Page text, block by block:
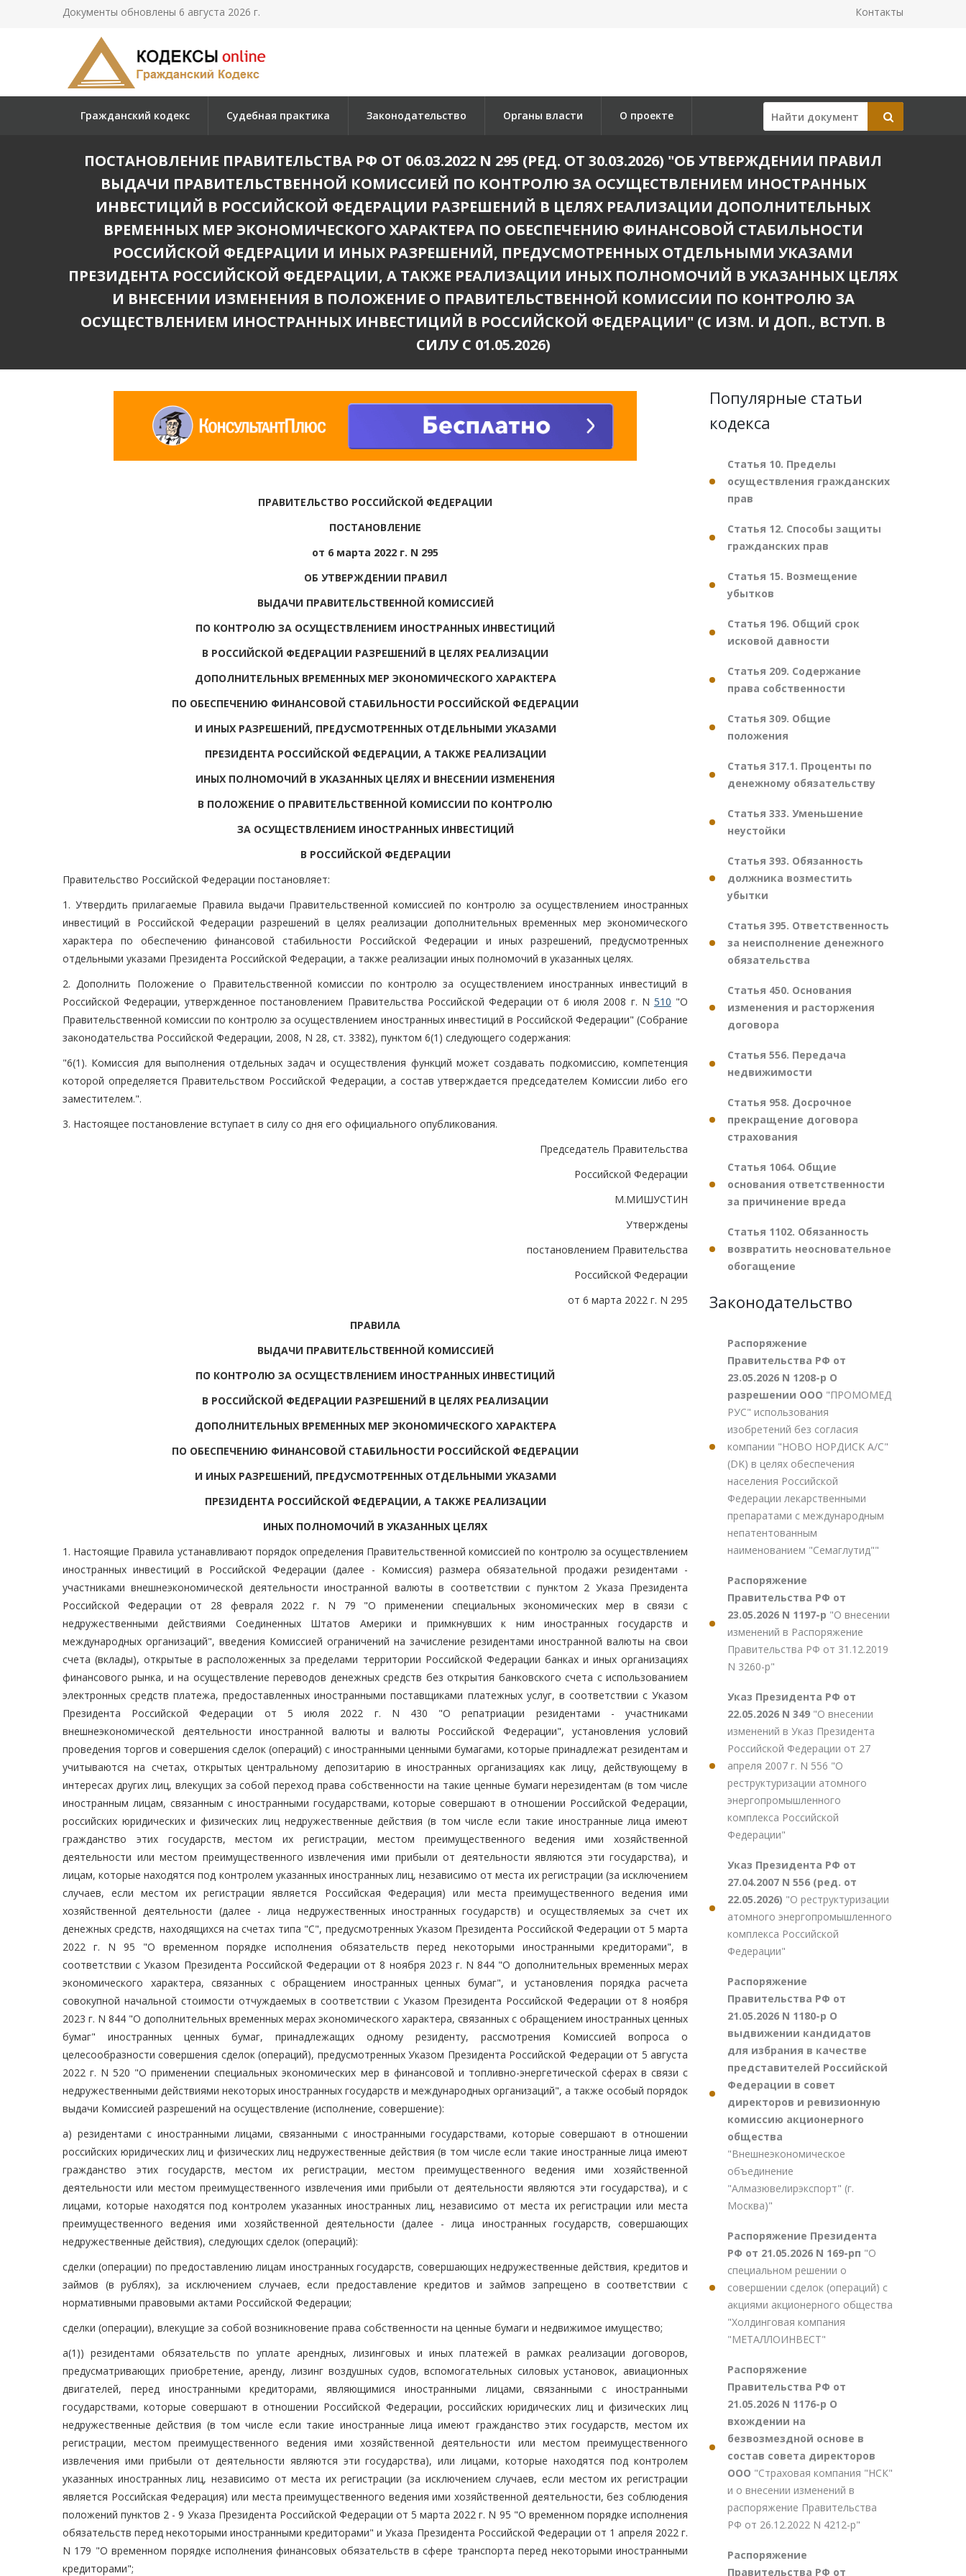
Документы обновлены 6 августа 2026 г. Контакты
Гражданский кодекс Судебная практика Законодательство Органы власти О проекте
ПОСТАНОВЛЕНИЕ ПРАВИТЕЛЬСТВА РФ ОТ 06.03.2022 N 295 (РЕД. ОТ 30.03.2026) "ОБ УТВЕРЖДЕНИИ ПРАВИЛ
ВЫДАЧИ ПРАВИТЕЛЬСТВЕННОЙ КОМИССИЕЙ ПО КОНТРОЛЮ ЗА ОСУЩЕСТВЛЕНИЕМ ИНОСТРАННЫХ
ИНВЕСТИЦИЙ В РОССИЙСКОЙ ФЕДЕРАЦИИ РАЗРЕШЕНИЙ В ЦЕЛЯХ РЕАЛИЗАЦИИ ДОПОЛНИТЕЛЬНЫХ
ВРЕМЕННЫХ МЕР ЭКОНОМИЧЕСКОГО ХАРАКТЕРА ПО ОБЕСПЕЧЕНИЮ ФИНАНСОВОЙ СТАБИЛЬНОСТИ
РОССИЙСКОЙ ФЕДЕРАЦИИ И ИНЫХ РАЗРЕШЕНИЙ, ПРЕДУСМОТРЕННЫХ ОТДЕЛЬНЫМИ УКАЗАМИ
ПРЕЗИДЕНТА РОССИЙСКОЙ ФЕДЕРАЦИИ, А ТАКЖЕ РЕАЛИЗАЦИИ ИНЫХ ПОЛНОМОЧИЙ В УКАЗАННЫХ ЦЕЛЯХ
И ВНЕСЕНИИ ИЗМЕНЕНИЯ В ПОЛОЖЕНИЕ О ПРАВИТЕЛЬСТВЕННОЙ КОМИССИИ ПО КОНТРОЛЮ ЗА
ОСУЩЕСТВЛЕНИЕМ ИНОСТРАННЫХ ИНВЕСТИЦИЙ В РОССИЙСКОЙ ФЕДЕРАЦИИ" (С ИЗМ. И ДОП., ВСТУП. В
СИЛУ С 01.05.2026)
ПРАВИТЕЛЬСТВО РОССИЙСКОЙ ФЕДЕРАЦИИ
ПОСТАНОВЛЕНИЕ
от 6 марта 2022 г. N 295
ОБ УТВЕРЖДЕНИИ ПРАВИЛ
ВЫДАЧИ ПРАВИТЕЛЬСТВЕННОЙ КОМИССИЕЙ
ПО КОНТРОЛЮ ЗА ОСУЩЕСТВЛЕНИЕМ ИНОСТРАННЫХ ИНВЕСТИЦИЙ
В РОССИЙСКОЙ ФЕДЕРАЦИИ РАЗРЕШЕНИЙ В ЦЕЛЯХ РЕАЛИЗАЦИИ
ДОПОЛНИТЕЛЬНЫХ ВРЕМЕННЫХ МЕР ЭКОНОМИЧЕСКОГО ХАРАКТЕРА
ПО ОБЕСПЕЧЕНИЮ ФИНАНСОВОЙ СТАБИЛЬНОСТИ РОССИЙСКОЙ ФЕДЕРАЦИИ
И ИНЫХ РАЗРЕШЕНИЙ, ПРЕДУСМОТРЕННЫХ ОТДЕЛЬНЫМИ УКАЗАМИ
ПРЕЗИДЕНТА РОССИЙСКОЙ ФЕДЕРАЦИИ, А ТАКЖЕ РЕАЛИЗАЦИИ
ИНЫХ ПОЛНОМОЧИЙ В УКАЗАННЫХ ЦЕЛЯХ И ВНЕСЕНИИ ИЗМЕНЕНИЯ
В ПОЛОЖЕНИЕ О ПРАВИТЕЛЬСТВЕННОЙ КОМИССИИ ПО КОНТРОЛЮ
ЗА ОСУЩЕСТВЛЕНИЕМ ИНОСТРАННЫХ ИНВЕСТИЦИЙ
В РОССИЙСКОЙ ФЕДЕРАЦИИ
Правительство Российской Федерации постановляет:
1. Утвердить прилагаемые Правила выдачи Правительственной комиссией по контролю за осуществлением иностранных
инвестиций в Российской Федерации разрешений в целях реализации дополнительных временных мер экономического
характера по обеспечению финансовой стабильности Российской Федерации и иных разрешений, предусмотренных
отдельными указами Президента Российской Федерации, а также реализации иных полномочий в указанных целях.
2. Дополнить Положение о Правительственной комиссии по контролю за осуществлением иностранных инвестиций в
Российской Федерации, утвержденное постановлением Правительства Российской Федерации от 6 июля 2008 г. N 510 "О
Правительственной комиссии по контролю за осуществлением иностранных инвестиций в Российской Федерации" (Собрание
законодательства Российской Федерации, 2008, N 28, ст. 3382), пунктом 6(1) следующего содержания:
"6(1). Комиссия для выполнения отдельных задач и осуществления функций может создавать подкомиссию, компетенция
которой определяется Правительством Российской Федерации, а состав утверждается председателем Комиссии либо его
заместителем.".
3. Настоящее постановление вступает в силу со дня его официального опубликования.
Председатель Правительства
Российской Федерации
М.МИШУСТИН
Утверждены
постановлением Правительства
Российской Федерации
от 6 марта 2022 г. N 295
ПРАВИЛА
ВЫДАЧИ ПРАВИТЕЛЬСТВЕННОЙ КОМИССИЕЙ
ПО КОНТРОЛЮ ЗА ОСУЩЕСТВЛЕНИЕМ ИНОСТРАННЫХ ИНВЕСТИЦИЙ
В РОССИЙСКОЙ ФЕДЕРАЦИИ РАЗРЕШЕНИЙ В ЦЕЛЯХ РЕАЛИЗАЦИИ
ДОПОЛНИТЕЛЬНЫХ ВРЕМЕННЫХ МЕР ЭКОНОМИЧЕСКОГО ХАРАКТЕРА
ПО ОБЕСПЕЧЕНИЮ ФИНАНСОВОЙ СТАБИЛЬНОСТИ РОССИЙСКОЙ ФЕДЕРАЦИИ
И ИНЫХ РАЗРЕШЕНИЙ, ПРЕДУСМОТРЕННЫХ ОТДЕЛЬНЫМИ УКАЗАМИ
ПРЕЗИДЕНТА РОССИЙСКОЙ ФЕДЕРАЦИИ, А ТАКЖЕ РЕАЛИЗАЦИИ
ИНЫХ ПОЛНОМОЧИЙ В УКАЗАННЫХ ЦЕЛЯХ
1. Настоящие Правила устанавливают порядок определения Правительственной комиссией по контролю за осуществлением
иностранных инвестиций в Российской Федерации (далее - Комиссия) размера обязательной продажи резидентами -
участниками внешнеэкономической деятельности иностранной валюты в соответствии с пунктом 2 Указа Президента
Российской Федерации от 28 февраля 2022 г. N 79 "О применении специальных экономических мер в связи с
недружественными действиями Соединенных Штатов Америки и примкнувших к ним иностранных государств и
международных организаций", введения Комиссией ограничений на зачисление резидентами иностранной валюты на свои
счета (вклады), открытые в расположенных за пределами территории Российской Федерации банках и иных организациях
финансового рынка, и на осуществление переводов денежных средств без открытия банковского счета с использованием
электронных средств платежа, предоставленных иностранными поставщиками платежных услуг, в соответствии с Указом
Президента Российской Федерации от 5 июля 2022 г. N 430 "О репатриации резидентами - участниками
внешнеэкономической деятельности иностранной валюты и валюты Российской Федерации", установления условий
проведения торгов и совершения сделок (операций) с иностранными ценными бумагами, которые принадлежат резидентам и
учитываются на счетах, открытых центральному депозитарию в иностранных организациях как лицу, действующему в
интересах других лиц, влекущих за собой переход права собственности на такие ценные бумаги нерезидентам (в том числе
иностранным лицам, связанным с иностранными государствами, которые совершают в отношении Российской Федерации,
российских юридических и физических лиц недружественные действия (в том числе если такие иностранные лица имеют
гражданство этих государств, местом их регистрации, местом преимущественного ведения ими хозяйственной
деятельности или местом преимущественного извлечения ими прибыли от деятельности являются эти государства), и
лицам, которые находятся под контролем указанных иностранных лиц, независимо от места их регистрации (за исключением
случаев, если местом их регистрации является Российская Федерация) или места преимущественного ведения ими
хозяйственной деятельности (далее - лица недружественных иностранных государств) и осуществляемых за счет их
денежных средств, находящихся на счетах типа "С", предусмотренных Указом Президента Российской Федерации от 5 марта
2022 г. N 95 "О временном порядке исполнения обязательств перед некоторыми иностранными кредиторами", в
соответствии с Указом Президента Российской Федерации от 8 ноября 2023 г. N 844 "О дополнительных временных мерах
экономического характера, связанных с обращением иностранных ценных бумаг", и установления порядка расчета
совокупной начальной стоимости отчуждаемых в соответствии с Указом Президента Российской Федерации от 8 ноября
2023 г. N 844 "О дополнительных временных мерах экономического характера, связанных с обращением иностранных ценных
бумаг" иностранных ценных бумаг, принадлежащих одному резиденту, рассмотрения Комиссией вопроса о
целесообразности совершения сделок (операций), предусмотренных Указом Президента Российской Федерации от 5 августа
2022 г. N 520 "О применении специальных экономических мер в финансовой и топливно-энергетической сферах в связи с
недружественными действиями некоторых иностранных государств и международных организаций", а также особый порядок
выдачи Комиссией разрешений на осуществление (исполнение, совершение):
а) резидентами с иностранными лицами, связанными с иностранными государствами, которые совершают в отношении
российских юридических лиц и физических лиц недружественные действия (в том числе если такие иностранные лица имеют
гражданство этих государств, местом их регистрации, местом преимущественного ведения ими хозяйственной
деятельности или местом преимущественного извлечения ими прибыли от деятельности являются эти государства), и с
лицами, которые находятся под контролем указанных иностранных лиц, независимо от места их регистрации или места
преимущественного ведения ими хозяйственной деятельности (далее - лица иностранных государств, совершающих
недружественные действия), следующих сделок (операций):
сделки (операции) по предоставлению лицам иностранных государств, совершающих недружественные действия, кредитов и
займов (в рублях), за исключением случаев, если предоставление кредитов и займов запрещено в соответствии с
нормативными правовыми актами Российской Федерации;
сделки (операции), влекущие за собой возникновение права собственности на ценные бумаги и недвижимое имущество;
а(1)) резидентами обязательств по уплате арендных, лизинговых и иных платежей в рамках реализации договоров,
предусматривающих приобретение, аренду, лизинг воздушных судов, вспомогательных силовых установок, авиационных
двигателей, перед иностранными кредиторами, являющимися иностранными лицами, связанными с иностранными
государствами, которые совершают в отношении Российской Федерации, российских юридических лиц и физических лиц
недружественные действия (в том числе если такие иностранные лица имеют гражданство этих государств, местом их
регистрации, местом преимущественного ведения ими хозяйственной деятельности или местом преимущественного
извлечения ими прибыли от деятельности являются эти государства), или лицами, которые находятся под контролем
указанных иностранных лиц, независимо от места их регистрации (за исключением случаев, если местом их регистрации
является Российская Федерация) или места преимущественного ведения ими хозяйственной деятельности, без соблюдения
положений пунктов 2 - 9 Указа Президента Российской Федерации от 5 марта 2022 г. N 95 "О временном порядке исполнения
обязательств перед некоторыми иностранными кредиторами" и Указа Президента Российской Федерации от 1 апреля 2022 г.
N 179 "О временном порядке исполнения финансовых обязательств в сфере транспорта перед некоторыми иностранными
кредиторами";
Популярные статьи
кодекса
Статья 10. Пределы
осуществления гражданских
прав
Статья 12. Способы защиты
гражданских прав
Статья 15. Возмещение
убытков
Статья 196. Общий срок
исковой давности
Статья 209. Содержание
права собственности
Статья 309. Общие
положения
Статья 317.1. Проценты по
денежному обязательству
Статья 333. Уменьшение
неустойки
Статья 393. Обязанность
должника возместить
убытки
Статья 395. Ответственность
за неисполнение денежного
обязательства
Статья 450. Основания
изменения и расторжения
договора
Статья 556. Передача
недвижимости
Статья 958. Досрочное
прекращение договора
страхования
Статья 1064. Общие
основания ответственности
за причинение вреда
Статья 1102. Обязанность
возвратить неосновательное
обогащение
Законодательство
Распоряжение
Правительства РФ от
23.05.2026 N 1208-р О
разрешении ООО "ПРОМОМЕД
РУС" использования
изобретений без согласия
компании "НОВО НОРДИСК А/С"
(DK) в целях обеспечения
населения Российской
Федерации лекарственными
препаратами с международным
непатентованным
наименованием "Семаглутид""
Распоряжение
Правительства РФ от
23.05.2026 N 1197-р "О внесении
изменений в Распоряжение
Правительства РФ от 31.12.2019
N 3260-р"
Указ Президента РФ от
22.05.2026 N 349 "О внесении
изменений в Указ Президента
Российской Федерации от 27
апреля 2007 г. N 556 "О
реструктуризации атомного
энергопромышленного
комплекса Российской
Федерации"
Указ Президента РФ от
27.04.2007 N 556 (ред. от
22.05.2026) "О реструктуризации
атомного энергопромышленного
комплекса Российской
Федерации"
Распоряжение
Правительства РФ от
21.05.2026 N 1180-р О
выдвижении кандидатов
для избрания в качестве
представителей Российской
Федерации в совет
директоров и ревизионную
комиссию акционерного
общества
"Внешнеэкономическое
объединение
"Алмазювелирэкспорт" (г.
Москва)"
Распоряжение Президента
РФ от 21.05.2026 N 169-рп "О
специальном решении о
совершении сделок (операций) с
акциями акционерного общества
"Холдинговая компания
"МЕТАЛЛОИНВЕСТ"
Распоряжение
Правительства РФ от
21.05.2026 N 1176-р О
вхождении на
безвозмездной основе в
состав совета директоров
ООО "Страховая компания "НСК"
и о внесении изменений в
распоряжение Правительства
РФ от 26.12.2022 N 4212-р"
Распоряжение
Правительства РФ от